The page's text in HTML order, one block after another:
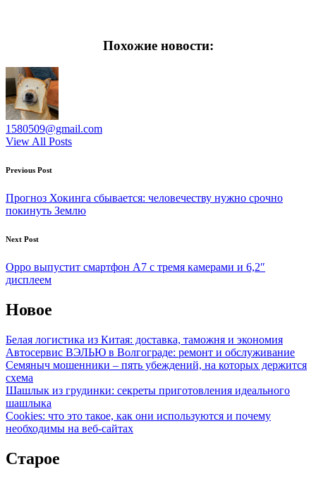
Похожие новости:
1580509@gmail.com
View All Posts
Post
navigation
Previous Post
Прогноз Хокинга сбывается: человечеству нужно срочно
покинуть Землю
Next Post
Oppo выпустит смартфон A7 с тремя камерами и 6,2″
дисплеем
Новое
Белая логистика из Китая: доставка, таможня и экономия
Автосервис ВЭЛЬЮ в Волгограде: ремонт и обслуживание
Семяныч мошенники – пять убеждений, на которых держится
схема
Шашлык из грудинки: секреты приготовления идеального
шашлыка
Cookies: что это такое, как они используются и почему
необходимы на веб-сайтах
Старое